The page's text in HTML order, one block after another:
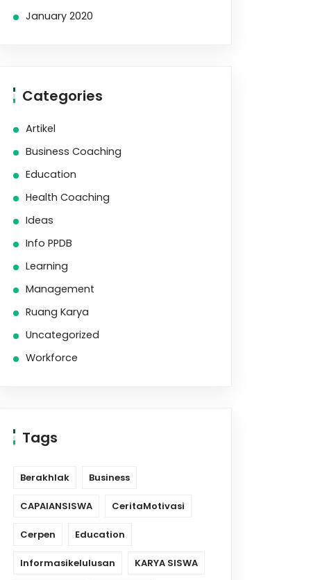
January 2020
Categories
Artikel
Business Coaching
Education
Health Coaching
Ideas
Info PPDB
Learning
Management
Ruang Karya
Uncategorized
Workforce
Tags
Berakhlak Business
CAPAIANSISWA CeritaMotivasi
Cerpen Education
Informasikelulusan KARYA SISWA